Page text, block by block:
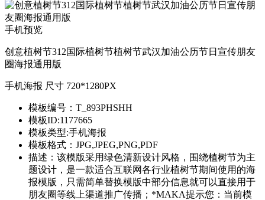
手机预览
创意植树节312国际植树节植树节武汉加油公历节日宣传朋友
圈海报通用版
手机海报 尺寸 720*1280PX
模板编号：T_893PHSHH
模板ID:1177665
模板类型:手机海报
模板格式：JPG,JPEG,PNG,PDF
描述：该模版采用绿色清新设计风格，围绕植树节为主
题设计，是一款适合互联网各行业植树节期间使用的海
报模版，只需简单替换模版中部分信息就可以直接用于
朋友圈等线上渠道推广传播；*MAKA提示您：当前模